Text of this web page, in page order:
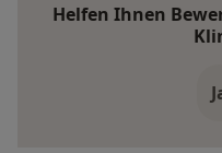
Helfen Ihnen